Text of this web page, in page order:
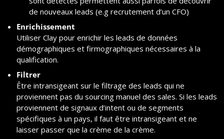
de nouveaux leads (e.g recrutement d’un CFO)
Enrichissement
Utiliser Clay pour enrichir les leads de données
démographiques et firmographiques nécessaires à la
qualification.
Filtrer
Être intransigeant sur le filtrage des leads qui ne
proviennent pas du sourcing manuel des sales. Si les leads
proviennent de signaux d’intent ou de segments
spécifiques à un pays, il faut être intransigeant et ne
laisser passer que la crème de la crème.